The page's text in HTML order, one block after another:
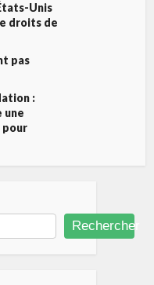
Unis
droits de
pas
:
une
pour
Rechercher